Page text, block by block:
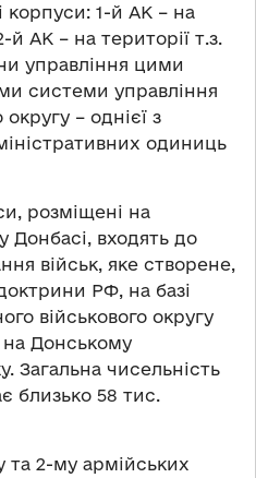
корпуси: 1-й АК – на
й АК – на території т.з.
управління цими
системи управління
– однієї з
одиниць
розміщені на
Донбасі, входять до
військ, яке створене,
РФ, на базі
військового округу
на Донському
Загальна чисельність
близько 58 тис.
та 2-му армійських